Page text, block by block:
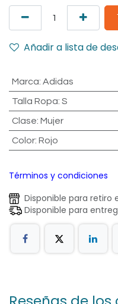
Añadir a lista de
Marca: Adidas
Talla Ropa: S
Clase: Mujer
Color: Rojo
Términos y condiciones
Disponible para retiro
Disponible para